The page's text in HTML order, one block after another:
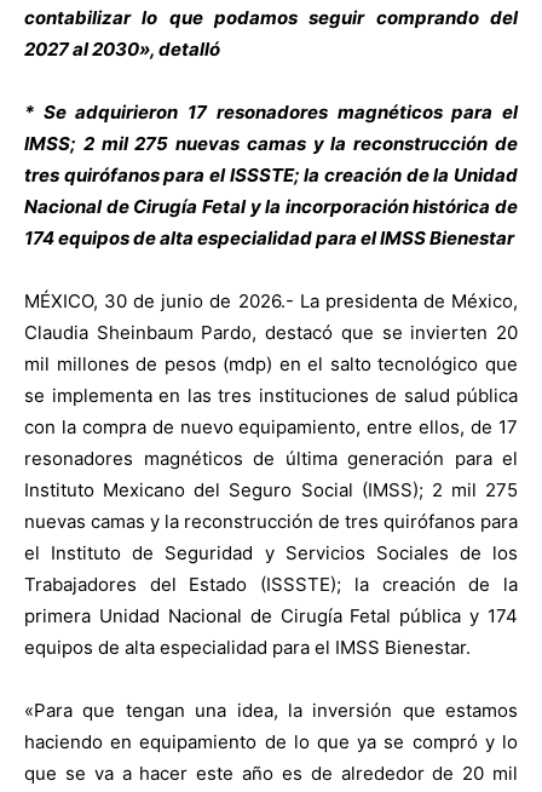
contabilizar lo que podamos seguir comprando del
2027 al 2030», detalló
* Se adquirieron 17 resonadores magnéticos para el
IMSS; 2 mil 275 nuevas camas y la reconstrucción de
tres quirófanos para el ISSSTE; la creación de la Unidad
Nacional de Cirugía Fetal y la incorporación histórica de
174 equipos de alta especialidad para el IMSS Bienestar
MÉXICO, 30 de junio de 2026.- La presidenta de México,
Claudia Sheinbaum Pardo, destacó que se invierten 20
mil millones de pesos (mdp) en el salto tecnológico que
se implementa en las tres instituciones de salud pública
con la compra de nuevo equipamiento, entre ellos, de 17
resonadores magnéticos de última generación para el
Instituto Mexicano del Seguro Social (IMSS); 2 mil 275
nuevas camas y la reconstrucción de tres quirófanos para
el Instituto de Seguridad y Servicios Sociales de los
Trabajadores del Estado (ISSSTE); la creación de la
primera Unidad Nacional de Cirugía Fetal pública y 174
equipos de alta especialidad para el IMSS Bienestar.
«Para que tengan una idea, la inversión que estamos
haciendo en equipamiento de lo que ya se compró y lo
que se va a hacer este año es de alrededor de 20 mil